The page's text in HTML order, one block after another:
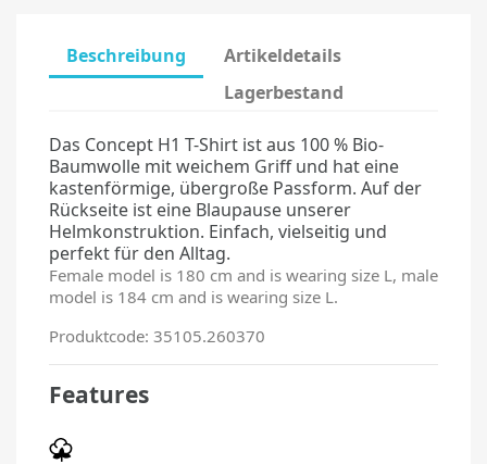
Beschreibung
Artikeldetails
Lagerbestand
Das Concept H1 T-Shirt ist aus 100 % Bio-
Baumwolle mit weichem Griff und hat eine
kastenförmige, übergroße Passform. Auf der
Rückseite ist eine Blaupause unserer
Helmkonstruktion. Einfach, vielseitig und
perfekt für den Alltag.
Female model is 180 cm and is wearing size L, male
model is 184 cm and is wearing size L.
Produktcode: 35105.260370
Features